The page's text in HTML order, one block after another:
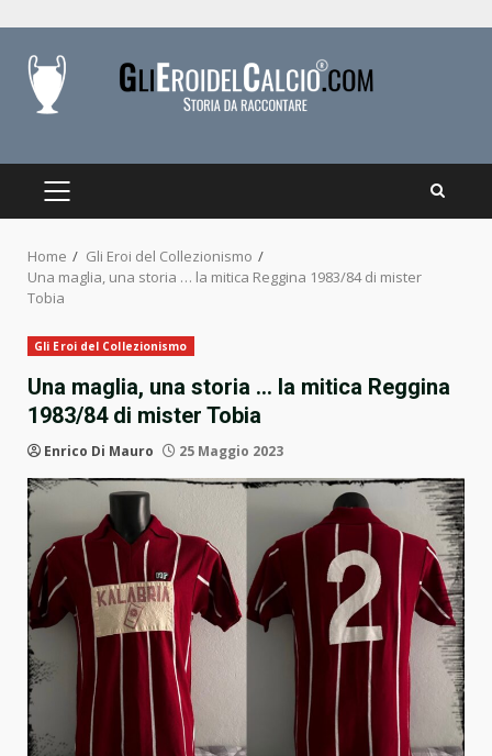
content
PRIMARY
Home
Gli Eroi del Collezionismo
Una maglia, una storia … la mitica Reggina 1983/84 di mister
Tobia
Gli Eroi del Collezionismo
Una maglia, una storia … la mitica Reggina
1983/84 di mister Tobia
Enrico Di Mauro 25 Maggio 2023